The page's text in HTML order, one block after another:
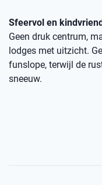
Sfeervol en
Geen druk centrum,
lodges met uitzicht.
funslope, terwijl de
sneeuw.